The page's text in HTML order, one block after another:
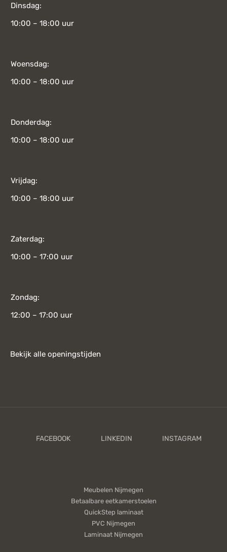
Dinsdag:
10:00 – 18:00 uur
Woensdag:
10:00 – 18:00 uur
Donderdag:
10:00 – 18:00 uur
Vrijdag:
10:00 – 18:00 uur
Zaterdag:
10:00 – 17:00 uur
Zondag:
12:00 – 17:00 uur
Bekijk alle openingstijden
Meubelen Nijmegen
Betaalbare eetkamerstoelen
QuickStep laminaat
PVC Nijmegen
Laminaat Nijmegen